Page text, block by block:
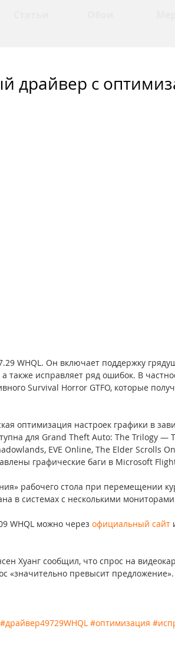
драйвер с
WHQL. Он включает поддержку
также исправляет ряд ошибок. В
Survival Horror GTFO, которые
оптимизация настроек графики в
для Grand Theft Auto: The Trilogy —
EVE Online, The Elder Scrolls
графические баги в Microsoft
рабочего стола при перемещении
в системах с несколькими
WHQL можно через официальный сайт
Хуанг сообщил, что спрос на
«значительно превысит предложение».
#драйвер49729WHQL #оптимизация